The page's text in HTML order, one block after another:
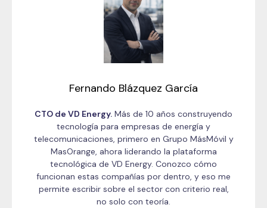
Fernando Blázquez García
CTO de VD Energy. Más de 10 años construyendo
tecnología para empresas de energía y
telecomunicaciones, primero en Grupo MásMóvil y
MasOrange, ahora liderando la plataforma
tecnológica de VD Energy. Conozco cómo
funcionan estas compañías por dentro, y eso me
permite escribir sobre el sector con criterio real,
no solo con teoría.